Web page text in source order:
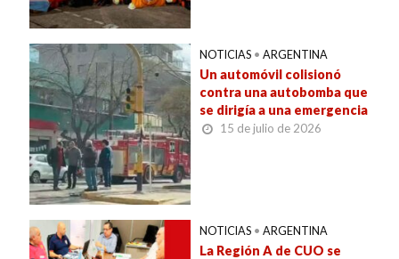
NOTICIAS • ARGENTINA
Un automóvil colisionó
contra una autobomba que
se dirigía a una emergencia
15 de julio de 2026
NOTICIAS • ARGENTINA
La Región A de CUO se